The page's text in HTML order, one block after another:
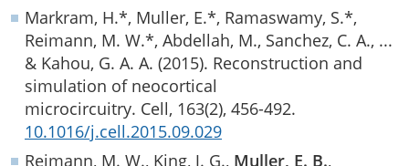
Markram, H.*, Muller, E.*, Ramaswamy, S.*,
Reimann, M. W.*, Abdellah, M., Sanchez, C. A., ...
& Kahou, G. A. A. (2015). Reconstruction and
simulation of neocortical
microcircuitry. Cell, 163(2), 456-492.
10.1016/j.cell.2015.09.029
Reimann, M. W., King, J. G., Muller, E. B.,